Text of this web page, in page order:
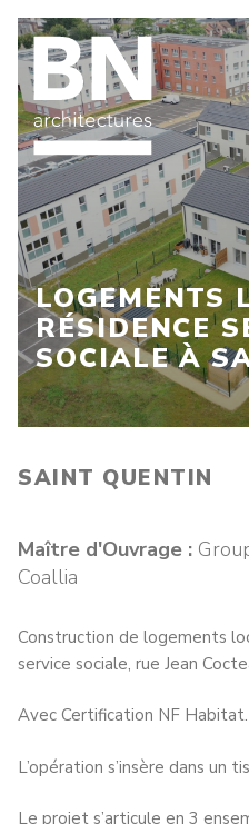
Aller
contenu
principal
LOGEMENTS
RÉSIDENCE
SOCIALE À
SAINT QUENTIN
Maître d'Ouvrage :
Coallia
Construction de logements
service sociale, rue Jean
Avec Certification NF Habitat.
L’opération s’insère dans un
Le projet s’articule en 3